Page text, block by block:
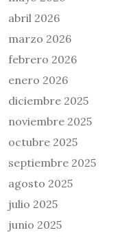
abril 2026
marzo 2026
febrero 2026
enero 2026
diciembre 2025
noviembre 2025
octubre 2025
septiembre 2025
agosto 2025
julio 2025
junio 2025